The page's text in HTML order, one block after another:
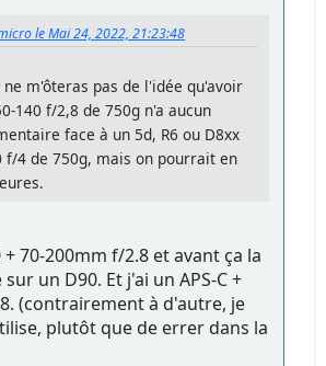
le Mai 24, 2022, 21:23:48
m'ôteras pas de l'idée qu'avoir
140 f/2,8 de 750g n'a aucun
face à un 5d, R6 ou D8xx
f/4 de 750g, mais on pourrait en
+ 70-200mm f/2.8 et avant ça la
un D90. Et j'ai un APS-C +
(contrairement à d'autre, je
plutôt que de errer dans la